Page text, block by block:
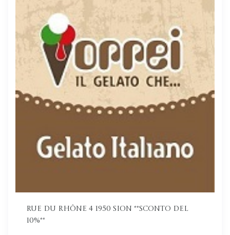
Rue du Rhône 4 1950 Sion **Sconto del
10%**